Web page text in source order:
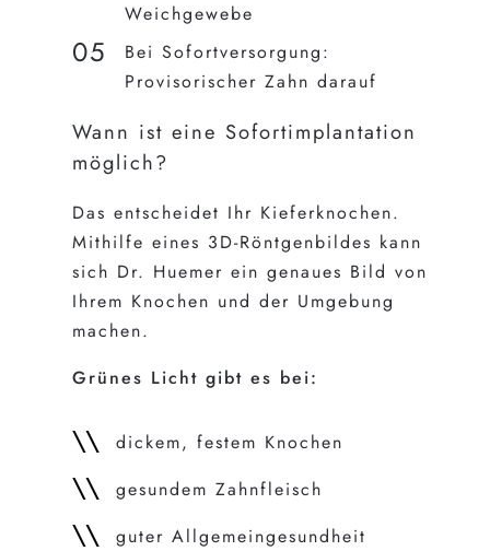
Weichgewebe
Bei Sofortversorgung:
Provisorischer Zahn darauf
Wann ist eine Sofortimplantation
möglich?
Das entscheidet Ihr Kieferknochen.
Mithilfe eines 3D-Röntgenbildes kann
sich Dr. Huemer ein genaues Bild von
Ihrem Knochen und der Umgebung
machen.
Grünes Licht gibt es bei:
dickem, festem Knochen
gesundem Zahnfleisch
guter Allgemeingesundheit